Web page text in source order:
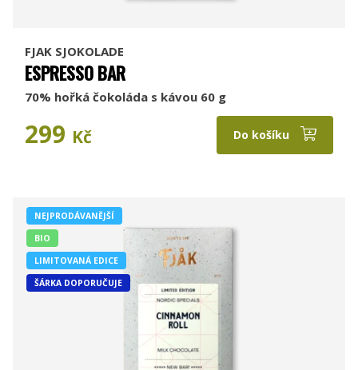
FJAK SJOKOLADE
ESPRESSO BAR
70% hořká čokoláda s kávou 60 g
299 Kč Do košíku
NEJPRODÁVANĚJŠÍ
BIO
LIMITOVANÁ EDICE
ŠÁRKA DOPORUČUJE